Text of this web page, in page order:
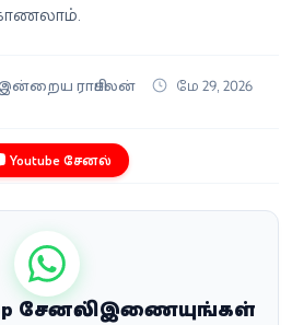
இன்றைய ராசிபலன் மே 29, 2026
Youtube சேனல்
சேனலில் இணையுங்கள்